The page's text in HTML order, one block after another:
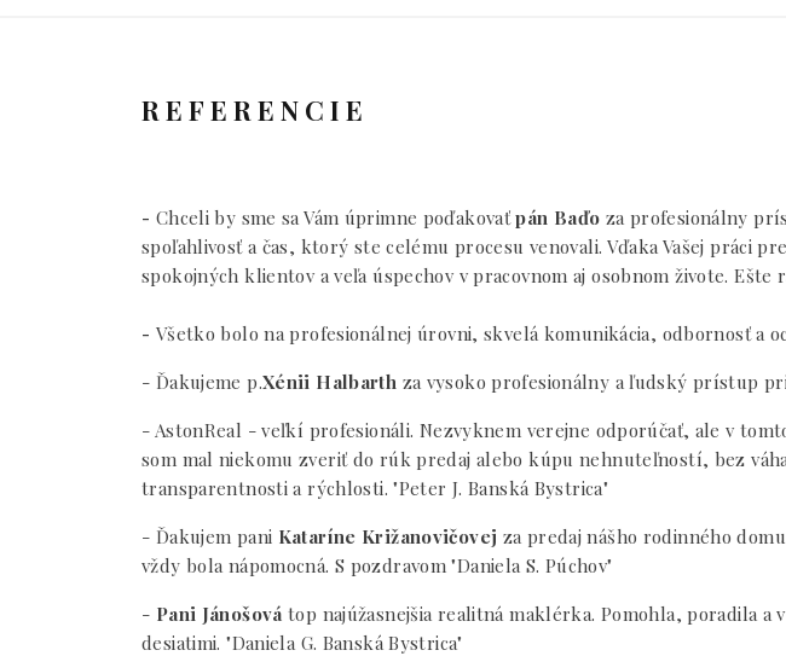
REFERENCIE
- Chceli by sme sa Vám úprimne poďakovaťpán Baďo za profesionálny
spoľahlivosť a čas, ktorý ste celému procesu venovali. Vďaka Vašej práci
spokojných klientov a veľa úspechov v pracovnom aj osobnom živote. Ešte
- Všetko bolo na profesionálnej úrovni, skvelá komunikácia, odbornosť a
- Ďakujeme p.Xénii Halbarth za vysoko profesionálny a ľudský prístup
- AstonReal - veľkí profesionáli. Nezvyknem verejne odporúčať, ale v
som mal niekomu zveriť do rúk predaj alebo kúpu nehnuteľností, bez
transparentnosti a rýchlosti. "Peter J. Banská Bystrica"
- Ďakujem pani Kataríne Križanovičovej za predaj nášho rodinného
vždy bola nápomocná. S pozdravom "Daniela S. Púchov"
- Pani Jánošová top najúžasnejšia realitná maklérka. Pomohla, poradila
desiatimi. "Daniela G. Banská Bystrica"